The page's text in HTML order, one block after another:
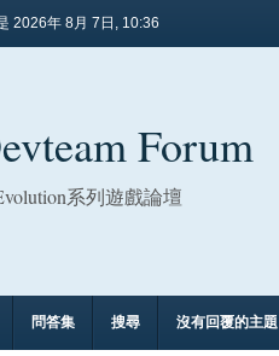
2026年 8月 7日, 10:36
Forum
系列遊戲論壇
問答集 搜尋 沒有回覆的主題